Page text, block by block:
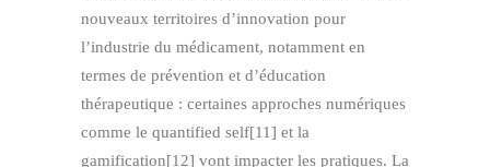
nouveaux territoires d’innovation pour
l’industrie du médicament, notamment en
termes de prévention et d’éducation
thérapeutique : certaines approches numériques
comme le quantified self[11] et la
gamification[12] vont impacter les pratiques. La